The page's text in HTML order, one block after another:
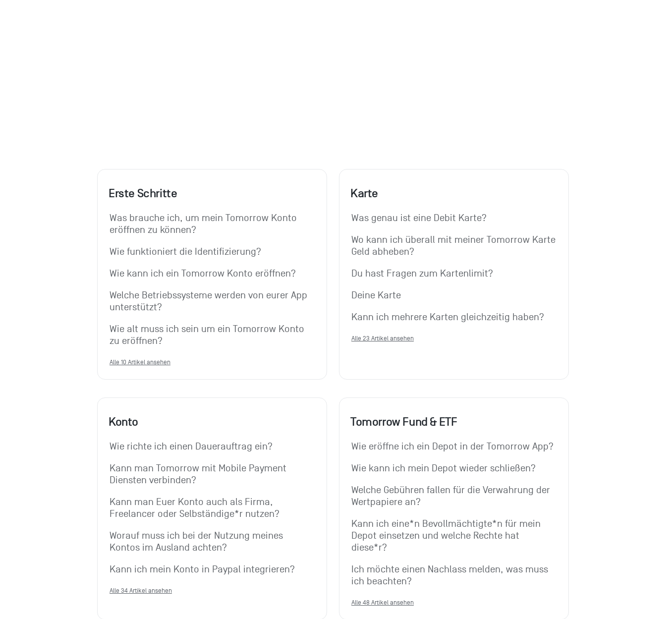
Erste Schritte
Was brauche ich, um mein Tomorrow Konto
eröffnen zu können?
Wie funktioniert die Identifizierung?
Wie kann ich ein Tomorrow Konto eröffnen?
Welche Betriebssysteme werden von eurer App
unterstützt?
Wie alt muss ich sein um ein Tomorrow Konto
zu eröffnen?
Alle 10 Artikel ansehen
Karte
Was genau ist eine Debit Karte?
Wo kann ich überall mit meiner Tomorrow Karte
Geld abheben?
Du hast Fragen zum Kartenlimit?
Deine Karte
Kann ich mehrere Karten gleichzeitig haben?
Alle 23 Artikel ansehen
Konto
Wie richte ich einen Dauerauftrag ein?
Kann man Tomorrow mit Mobile Payment
Diensten verbinden?
Kann man Euer Konto auch als Firma,
Freelancer oder Selbständige*r nutzen?
Worauf muss ich bei der Nutzung meines
Kontos im Ausland achten?
Kann ich mein Konto in Paypal integrieren?
Alle 34 Artikel ansehen
Tomorrow Fund & ETF
Wie eröffne ich ein Depot in der Tomorrow App?
Wie kann ich mein Depot wieder schließen?
Welche Gebühren fallen für die Verwahrung der
Wertpapiere an?
Kann ich eine*n Bevollmächtigte*n für mein
Depot einsetzen und welche Rechte hat
diese*r?
Ich möchte einen Nachlass melden, was muss
ich beachten?
Alle 48 Artikel ansehen